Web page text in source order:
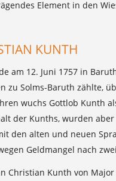
Element in den
KUNTH
am 12. Juni 1757 in
zu Solms-Baruth zählte,
wuchs Gottlob Kunth
der Kunths, wurden
den alten und neuen
Geldmangel nach
Christian Kunth von